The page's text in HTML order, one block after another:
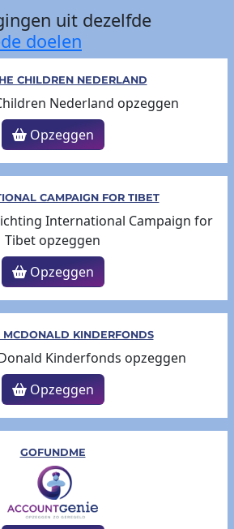
uit dezelfde
doelen
CHILDREN NEDERLAND
Opzeggen
CAMPAIGN FOR TIBET
Opzeggen
MCDONALD KINDERFONDS
Opzeggen
GOFUNDME